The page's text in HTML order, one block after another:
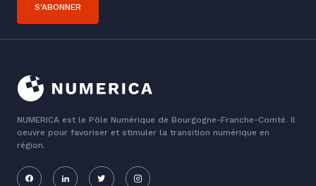
S'ABONNER
NUMERICA est le Pôle Numérique de Bourgogne-Franche-Comté. Il
oeuvre pour favoriser et stimuler la transition numérique en
région.